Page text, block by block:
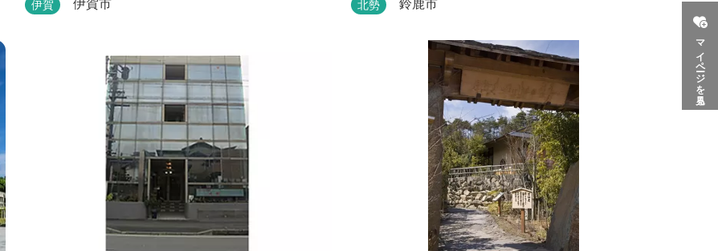
マイページを見る
たデザインモチーフがあしらわれています。 伊賀上
野城や伊賀流忍者博物館から徒歩わずか10分の位置
にあるこのホテ...
伊賀 北勢